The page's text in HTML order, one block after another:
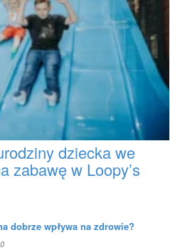
dziecka we
zabawę w Loopy’s
dobrze wpływa na zdrowie?
0